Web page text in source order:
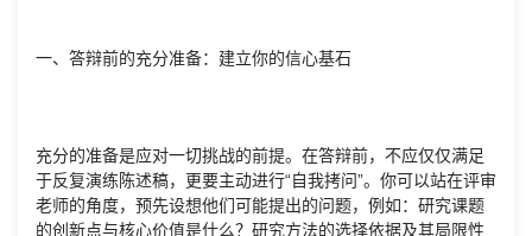
一、答辩前的充分准备：建立你的信心基石
充分的准备是应对一切挑战的前提。在答辩前，不应仅仅满足
于反复演练陈述稿，更要主动进行“自我拷问”。你可以站在评审
老师的角度，预先设想他们可能提出的问题，例如：研究课题
的创新点与核心价值是什么？研究方法的选择依据及其局限性